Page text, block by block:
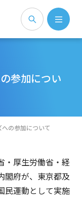
参加につい
の参加について
・厚生労働省・経
閣府が、東京都及
民運動として実施